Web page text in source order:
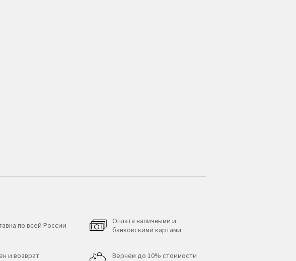
по всей России
и возврат
Оплата наличными и
банковскими картами
Вернем до 10% стоимости